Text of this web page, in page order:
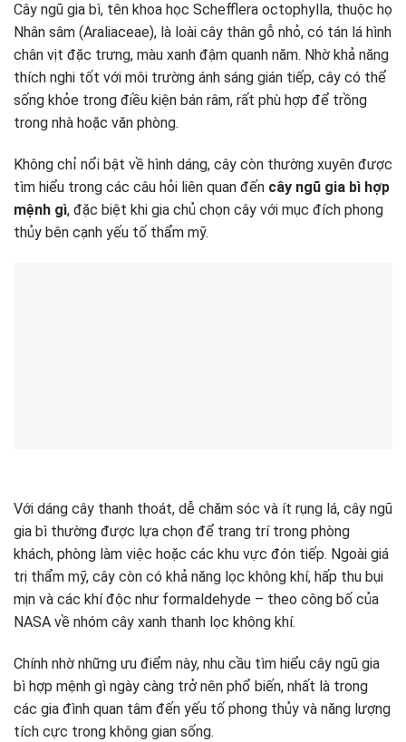
Cây ngũ gia bì, tên khoa học Schefflera octophylla, thuộc họ
Nhân sâm (Araliaceae), là loài cây thân gỗ nhỏ, có tán lá hình
chân vịt đặc trưng, màu xanh đậm quanh năm. Nhờ khả năng
thích nghi tốt với môi trường ánh sáng gián tiếp, cây có thể
sống khỏe trong điều kiện bán râm, rất phù hợp để trồng
trong nhà hoặc văn phòng.
Không chỉ nổi bật về hình dáng, cây còn thường xuyên được
tìm hiểu trong các câu hỏi liên quan đến cây ngũ gia bì hợp
mệnh gì, đặc biệt khi gia chủ chọn cây với mục đích phong
thủy bên cạnh yếu tố thẩm mỹ.
Với dáng cây thanh thoát, dễ chăm sóc và ít rụng lá, cây ngũ
gia bì thường được lựa chọn để trang trí trong phòng
khách, phòng làm việc hoặc các khu vực đón tiếp. Ngoài giá
trị thẩm mỹ, cây còn có khả năng lọc không khí, hấp thu bụi
mịn và các khí độc như formaldehyde – theo công bố của
NASA về nhóm cây xanh thanh lọc không khí.
Chính nhờ những ưu điểm này, nhu cầu tìm hiểu cây ngũ gia
bì hợp mệnh gì ngày càng trở nên phổ biến, nhất là trong
các gia đình quan tâm đến yếu tố phong thủy và năng lượng
tích cực trong không gian sống.